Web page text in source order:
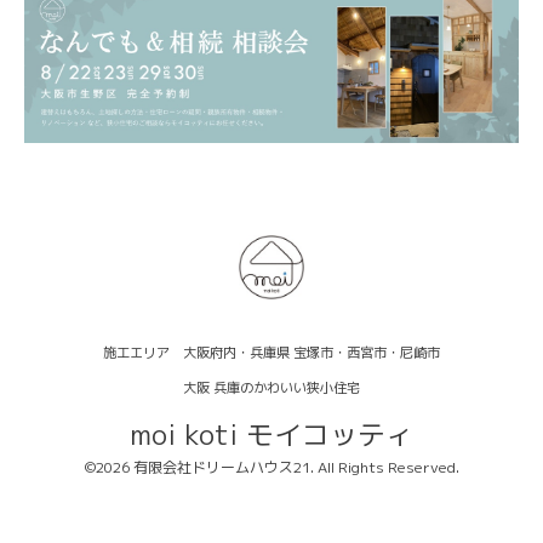
施工エリア 大阪府内・兵庫県 宝塚市・西宮市・尼崎市
大阪 兵庫のかわいい狭小住宅
moi koti モイコッティ
©2026有限会社ドリームハウス21. All Rights Reserved.